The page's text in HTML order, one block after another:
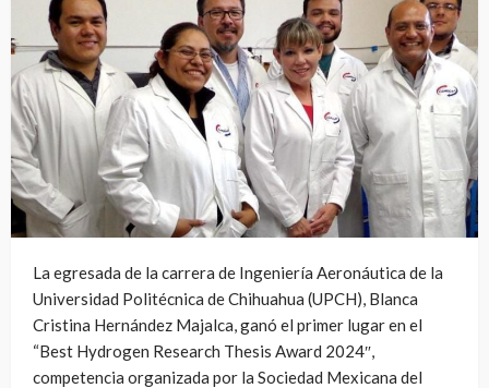
La egresada de la carrera de Ingeniería Aeronáutica de la
Universidad Politécnica de Chihuahua (UPCH), Blanca
Cristina Hernández Majalca, ganó el primer lugar en el
“Best Hydrogen Research Thesis Award 2024″,
competencia organizada por la Sociedad Mexicana del